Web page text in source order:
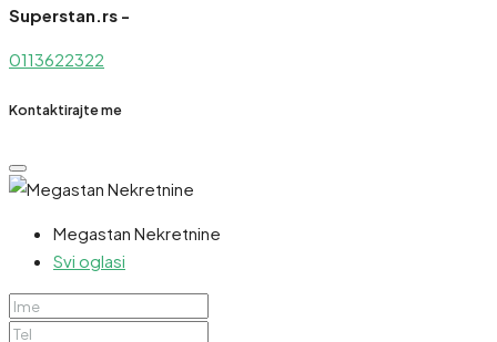
Superstan.rs -
0113622322
Kontaktirajte me
Megastan Nekretnine
Svi oglasi